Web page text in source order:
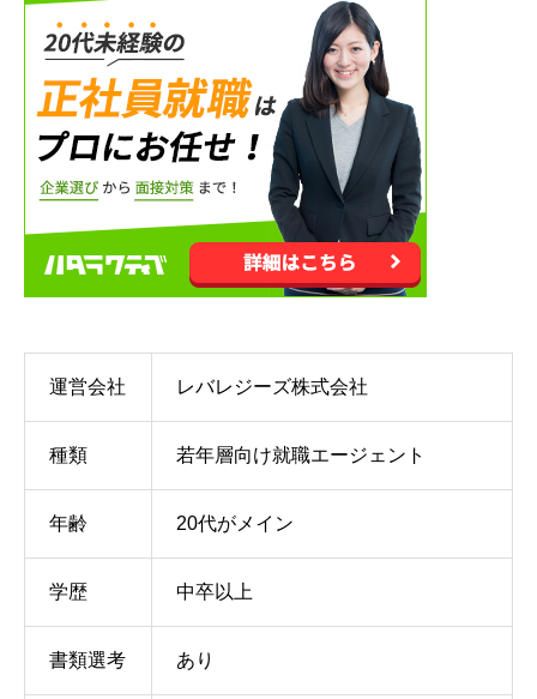
運営会社 レバレジーズ株式会社
種類 若年層向け就職エージェント
年齢 20代がメイン
学歴 中卒以上
書類選考 あり